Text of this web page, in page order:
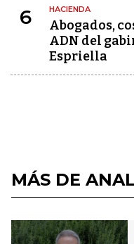
6 HACIENDA
Abogados,
ADN del
Espriella
MÁS DE